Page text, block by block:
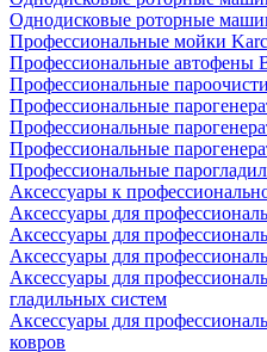
Однодисковые роторные
Профессиональные мойки
Профессиональные автофены
Профессиональные
Профессиональные
Профессиональные
Профессиональные
Профессиональные
Аксессуары к
Аксессуары для
Аксессуары для
Аксессуары для
Аксессуары для
гладильных систем
Аксессуары для
ковров